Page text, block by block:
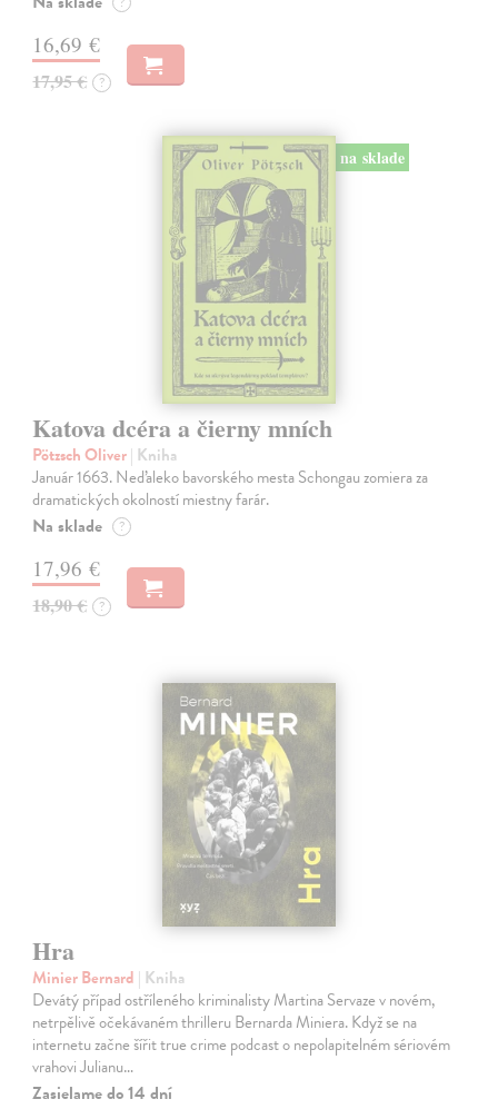
16,69 €
17,95 € ?
na sklade
Katova dcéra a čierny mních
Pötzsch Oliver| Kniha
Január 1663. Neďaleko bavorského mesta Schongau zomiera za
dramatických okolností miestny farár.
Na sklade ?
17,96 €
18,90 € ?
Hra
Minier Bernard | Kniha
Devátý případ ostříleného kriminalisty Martina Servaze v novém,
netrpělivě očekávaném thrilleru Bernarda Miniera. Když se na
internetu začne šířit true crime podcast o nepolapitelném sériovém
vrahovi Julianu…
Zasielame do 14 dní